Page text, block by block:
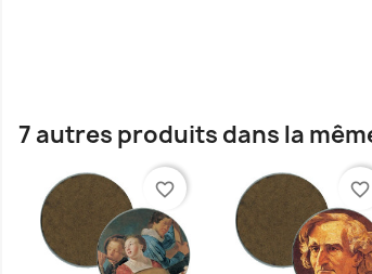
7 autres produits dans la
favorite_border favorite_border